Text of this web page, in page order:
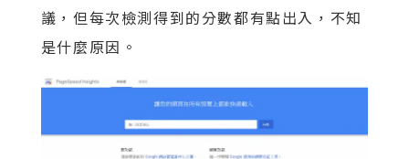
議，但每次檢測得到的分數都有點出入，不知
是什麼原因。